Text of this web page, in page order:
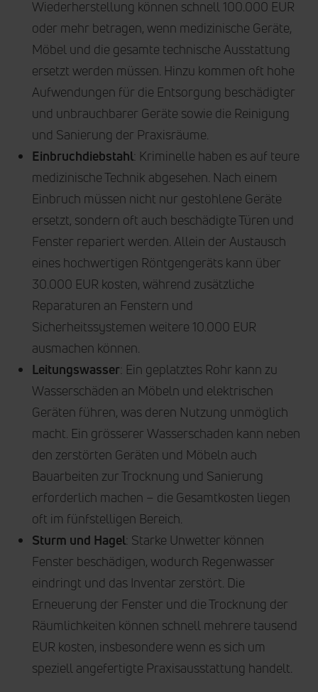
Wiederherstellung können schnell 100.000 EUR
oder mehr betragen, wenn medizinische Geräte,
Möbel und die gesamte technische Ausstattung
ersetzt werden müssen. Hinzu kommen oft hohe
Aufwendungen für die Entsorgung beschädigter
und unbrauchbarer Geräte sowie die Reinigung
und Sanierung der Praxisräume.
Einbruchdiebstahl: Kriminelle haben es auf teure
medizinische Technik abgesehen. Nach einem
Einbruch müssen nicht nur gestohlene Geräte
ersetzt, sondern oft auch beschädigte Türen und
Fenster repariert werden. Allein der Austausch
eines hochwertigen Röntgengeräts kann über
30.000 EUR kosten, während zusätzliche
Reparaturen an Fenstern und
Sicherheitssystemen weitere 10.000 EUR
ausmachen können.
Leitungswasser: Ein geplatztes Rohr kann zu
Wasserschäden an Möbeln und elektrischen
Geräten führen, was deren Nutzung unmöglich
macht. Ein grösserer Wasserschaden kann neben
den zerstörten Geräten und Möbeln auch
Bauarbeiten zur Trocknung und Sanierung
erforderlich machen – die Gesamtkosten liegen
oft im fünfstelligen Bereich.
Sturm und Hagel: Starke Unwetter können
Fenster beschädigen, wodurch Regenwasser
eindringt und das Inventar zerstört. Die
Erneuerung der Fenster und die Trocknung der
Räumlichkeiten können schnell mehrere tausend
EUR kosten, insbesondere wenn es sich um
speziell angefertigte Praxisausstattung handelt.